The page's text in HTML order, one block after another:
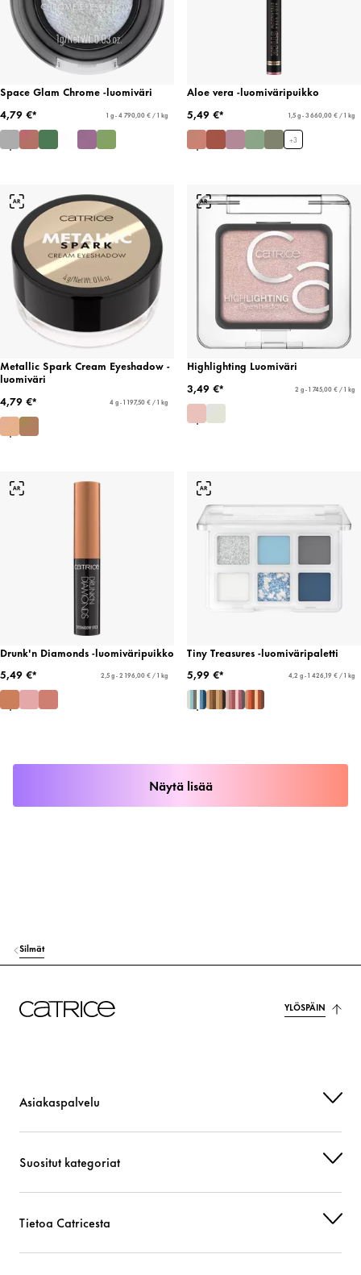
Space Glam Chrome -luomiväri
4,79 €*
1 g - 4 790,00 € / 1 kg
Aloe vera -luomiväripuikko
5,49 €*
1,5 g - 3 660,00 € / 1 kg
+3
Metallic Spark Cream Eyeshadow -
luomiväri
4,79 €*
4 g - 1 197,50 € / 1 kg
Highlighting Luomiväri
3,49 €*
2 g - 1 745,00 € / 1 kg
Drunk'n Diamonds -luomiväripuikko
5,49 €*
2,5 g - 2 196,00 € / 1 kg
Tiny Treasures -luomiväripaletti
5,99 €*
4,2 g - 1 426,19 € / 1 kg
Näytä lisää
Silmät
YLÖSPÄIN
Asiakaspalvelu
Suositut kategoriat
Tietoa Catricesta